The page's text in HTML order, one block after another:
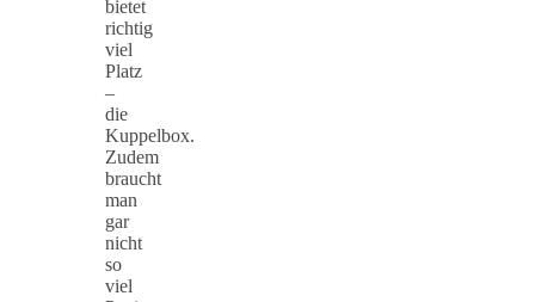
bietet
richtig
viel
Platz
–
die
Kuppelbox.
Zudem
braucht
man
gar
nicht
so
viel